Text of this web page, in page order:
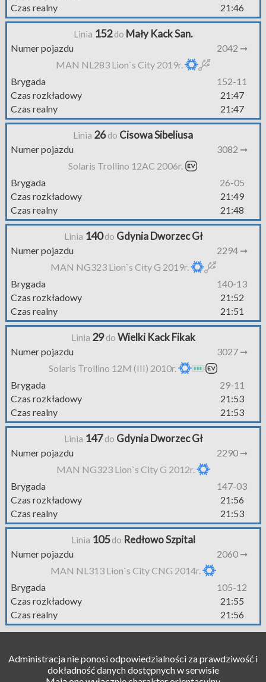
Czas realny
21:46
Linia 152do Mały Kack San.
Numer pojazdu
2042 ➞
MAN NL283 Lion`s City 2019r.
Brygada
152-11
Czas rozkładowy
21:47
Czas realny
21:47
Linia 26do Cisowa Sibeliusa
Numer pojazdu
3082 ➞
Solaris Trollino 12AC 2006r.
Brygada
26-05
Czas rozkładowy
21:49
Czas realny
21:48
Linia 140do Gdynia Dworzec Gł
Numer pojazdu
2294 ➞
MAN NG323 Lion`s City G 2019r.
Brygada
140-13
Czas rozkładowy
21:52
Czas realny
21:51
Linia 29do Wielki Kack Fikak
Numer pojazdu
3027 ➞
Solaris Trollino 12M (III) 2010r.
Brygada
29-11
Czas rozkładowy
21:53
Czas realny
21:53
Linia 147do Gdynia Dworzec Gł
Numer pojazdu
2290 ➞
MAN NG323 Lion`s City G 2012r.
Brygada
147-03
Czas rozkładowy
21:56
Czas realny
21:53
Linia 105do Redłowo Szpital
Numer pojazdu
2060 ➞
MAN NL313 Lion`s City CNG 2014r.
Brygada
105-12
Czas rozkładowy
21:55
Czas realny
21:56
Administracja nie ponosi odpowiedzialności za prawdziwość i
dokładność danych dostępnych w serwisie